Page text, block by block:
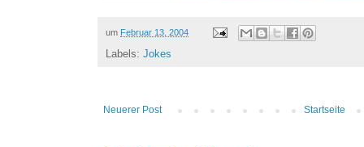
um Februar 13, 2004
Labels: Jokes
Neuerer Post Startseite